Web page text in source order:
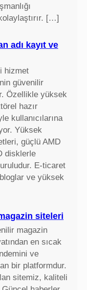
[…]
adı kayıt ve
hizmet
güvenilir
Özellikle yüksek
hazır
kullanıcılarına
Yüksek
güçlü AMD
disklerle
E-ticaret
ve yüksek
siteleri
magazin
en sıcak
ve
bir platformdur.
sitemiz, kaliteli